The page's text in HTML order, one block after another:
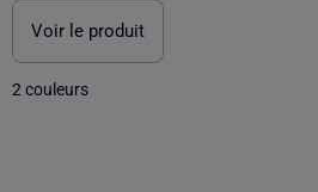
Voir le produit
2 couleurs